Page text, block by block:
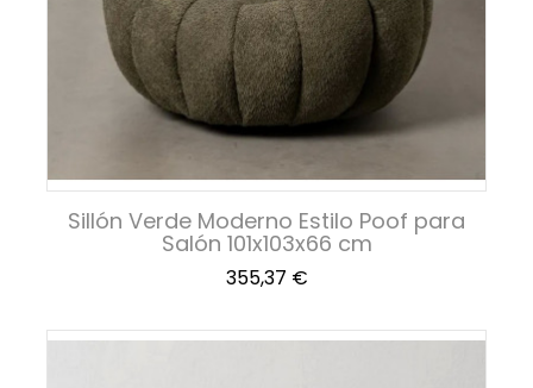
Sillón Verde Moderno Estilo Poof para
Salón 101x103x66 cm
Precio
355,37 €